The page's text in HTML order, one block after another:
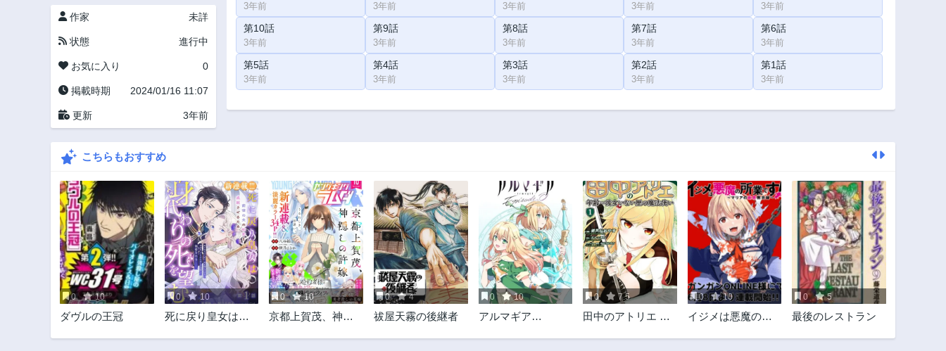
作家 未詳
状態 進行中
お気に入り 0
掲載時期 2024/01/16 11:07
更新 3年前
3年前 3年前 3年前 3年前 3年前
第10話
3年前
第9話
3年前
第8話
3年前
第7話
3年前
第6話
3年前
第5話
3年前
第4話
3年前
第3話
3年前
第2話
3年前
第1話
3年前
こちらもおすすめ
0 10
ダヴルの王冠
0 10
死に戻り皇女は前
0 10
京都上賀茂、神隠
0 4
祓屋天霧の後継者
0 10
アルマギア
0 7.5
田中のアトリエ ～
0 10
イジメは悪魔の所
0 5
最後のレストラン